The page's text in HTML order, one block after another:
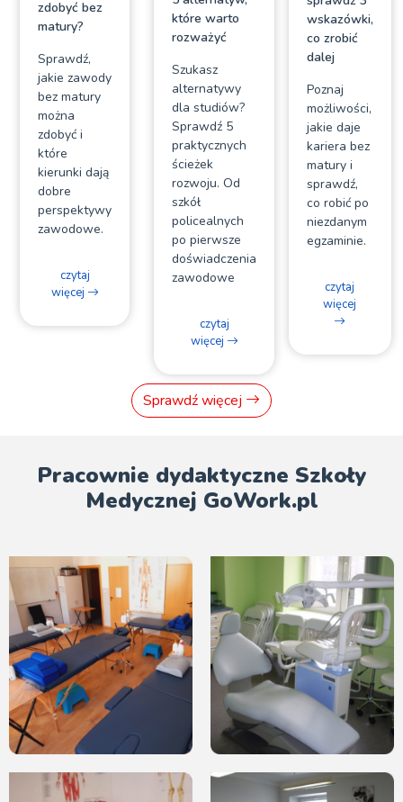
zdobyć bez
matury?
Sprawdź,
jakie zawody
bez matury
można
zdobyć i
które
kierunki dają
dobre
perspektywy
zawodowe.
czytaj
więcej
które warto
rozważyć
Szukasz
alternatywy
dla studiów?
Sprawdź 5
praktycznych
ścieżek
rozwoju. Od
szkół
policealnych
po pierwsze
doświadczenia
zawodowe
czytaj
więcej
wskazówki,
co zrobić
dalej
Poznaj
możliwości,
jakie daje
kariera bez
matury i
sprawdź,
co robić po
niezdanym
egzaminie.
czytaj
więcej
Sprawdź więcej
Pracownie dydaktyczne Szkoły
Medycznej GoWork.pl